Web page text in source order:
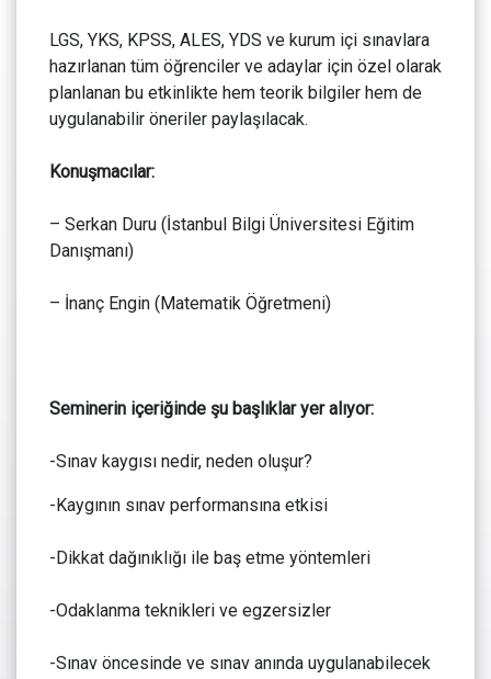
LGS, YKS, KPSS, ALES, YDS ve kurum içi sınavlara
hazırlanan tüm öğrenciler ve adaylar için özel olarak
planlanan bu etkinlikte hem teorik bilgiler hem de
uygulanabilir öneriler paylaşılacak.
Konuşmacılar:
– Serkan Duru (İstanbul Bilgi Üniversitesi Eğitim
Danışmanı)
– İnanç Engin (Matematik Öğretmeni)
Seminerin içeriğinde şu başlıklar yer alıyor:
-Sınav kaygısı nedir, neden oluşur?
-Kaygının sınav performansına etkisi
-Dikkat dağınıklığı ile baş etme yöntemleri
-Odaklanma teknikleri ve egzersizler
-Sınav öncesinde ve sınav anında uygulanabilecek